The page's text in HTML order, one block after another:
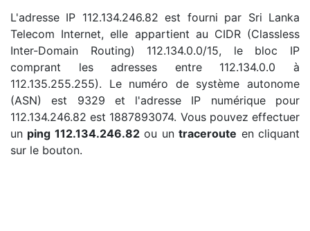
L'adresse IP 112.134.246.82 est fourni par Sri Lanka
Telecom Internet, elle appartient au CIDR (Classless
Inter-Domain Routing) 112.134.0.0/15, le bloc IP
comprant les adresses entre 112.134.0.0 à
112.135.255.255). Le numéro de système autonome
(ASN) est 9329 et l'adresse IP numérique pour
112.134.246.82 est 1887893074. Vous pouvez effectuer
un ping 112.134.246.82ou untraceroute en cliquant
sur le bouton.